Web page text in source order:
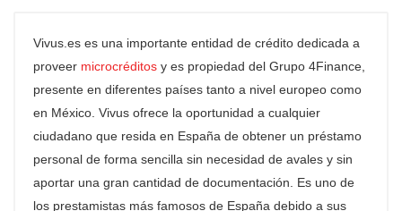
Vivus.es es una importante entidad de crédito dedicada a
proveer microcréditos y es propiedad del Grupo 4Finance,
presente en diferentes países tanto a nivel europeo como
en México. Vivus ofrece la oportunidad a cualquier
ciudadano que resida en España de obtener un préstamo
personal de forma sencilla sin necesidad de avales y sin
aportar una gran cantidad de documentación. Es uno de
los prestamistas más famosos de España debido a sus